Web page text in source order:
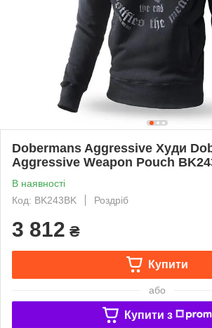
Dobermans Aggressive Худи
Aggressive Weapon Pouch
В наявності
Код: BK243BK
Роздріб
3 812 ₴
Купити
або
Купити з